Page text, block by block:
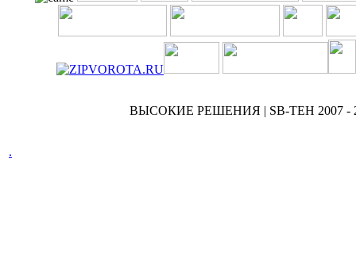
ВЫСОКИЕ РЕШЕНИЯ | SB-TEH 2007 -
.